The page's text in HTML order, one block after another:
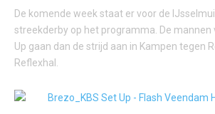
De komende week staat er voor de
streekderby op het programma. De mannen
Up gaan dan de strijd aan in Kampen tegen
Reflexhal.